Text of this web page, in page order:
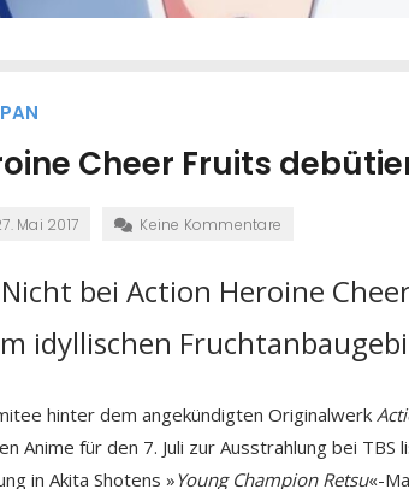
Cheer Fruits
Mai 2017 Keine Kommentare
bei Action Heroine
idyllischen
hinter dem angekündigten Originalwerk
Anime für den 7. Juli zur Ausstrahlung bei
in Akita Shotens »Young Champion Retsu«-